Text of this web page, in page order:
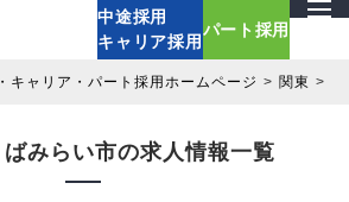
中途採用
キャリア採用
パート採用
キャリア・パート採用ホームページ 関東
みらい市の求人情報一覧